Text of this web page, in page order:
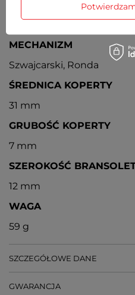
Orientacyjny czas
MECHANIZM
Szwajcarski, Ronda
ŚREDNICA KOPERTY
31 mm
GRUBOŚĆ KOPERTY
7 mm
SZEROKOŚĆ
12 mm
WAGA
59 g
SZCZEGÓŁOWE DANE
GWARANCJA